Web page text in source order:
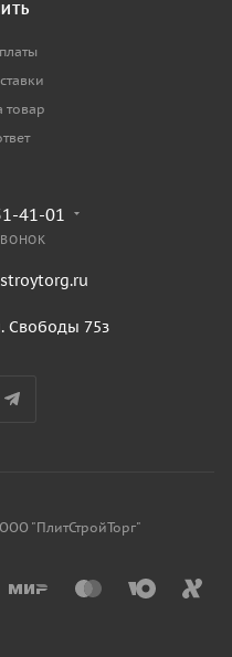
товар
41-01
Свободы 75з
"ПлитСтройТорг"